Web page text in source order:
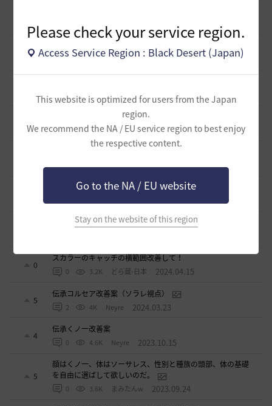
Please check your service region.
Access Service Region : Black Desert (Japan)
This website is optimized for users from the Japan
region.
We recommend the NA / EU service region to best enjoy
the respective content.
Go to the NA / EU website
Stay on the website of this region
エンカ-日本 2025.03.28
1
2 3.3K たんくす-日本 2025.03.20
0 2.8K 不明 2024.10.06
6
アタニスホタルはなぜ家門バッグに入れられないのか？
3 3.2K Lyzerica 2024.07.17
闇の精霊の怒り200％のCTについて
1 3.2K エンカ-日本 2024.06.17
スキルジャンプと空中攻撃スキルの設置案
2024.05.22
死亡ペナルティー減少のペット効果
0
スカラーのキャッチの横範囲改善して！
0 3.2K どら蔵-日本 2024.04.15
5
伝承コルセア改善案（ソラレ視点）
2 4K Neyre 2024.03.23
4
伝承くノ一改善案
0 4.6K Neyre 2023.10.15
5
顔はくノ一、体はソーサレス、性別と種族の頭部、体の基礎
を自由に選ばして欲しいのだ。
0 3.6K まみたんw 2023.09.24